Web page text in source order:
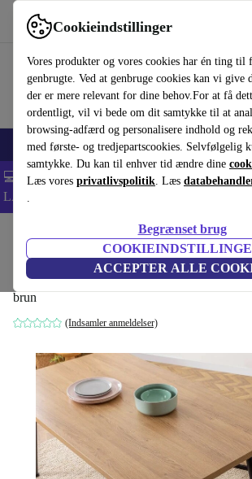
Cookieindstillinger
Vores produkter og vores cookies har én ting til
genbrugte. Ved at genbruge cookies kan vi give
der er mere relevant for dine behov.For at få
ordentligt, vil vi bede om dit samtykke til at
browsing-adfærd og personalisere indhold og
med første- og tredjepartscookies. Selvfølgelig
samtykke. Du kan til enhver tid ændre dine
Læs vores privatlivspolitik. Læs
.
Begrænset brug
ACCEPTER ALLE
Brug refurbed hurtigt og nemt
Smartphones Bærbare Tablets Smartwatches
💻 Ekstra 5% rabat på alle MacBooks og
LAPTOP5 -
Husholdning Møbler
spisebord 160cm
brun
(Indsamler anmeldelser)